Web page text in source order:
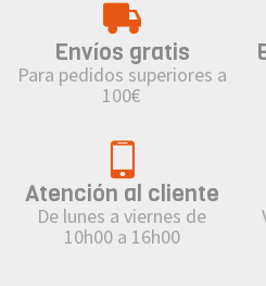
Envíos gratis
Para pedidos superiores a
100€
Atención al cliente
De lunes a viernes de
10h00 a 16h00